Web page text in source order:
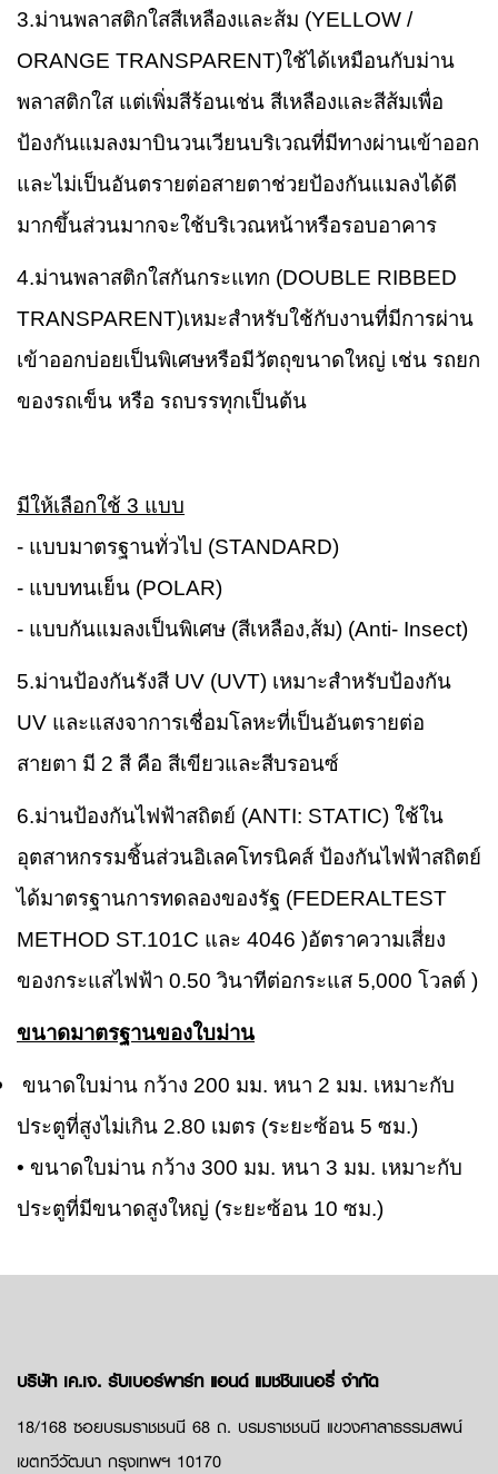
3.ม่านพลาสติกใสสีเหลืองและส้ม (YELLOW /
ORANGE TRANSPARENT)ใช้ได้เหมือนกับม่าน
พลาสติกใส แต่เพิ่มสีร้อนเช่น สีเหลืองและสีส้มเพื่อ
ป้องกันแมลงมาบินวนเวียนบริเวณที่มีทางผ่านเข้าออก
และไม่เป็นอันตรายต่อสายตาช่วยป้องกันแมลงได้ดี
มากขึ้นส่วนมากจะใช้บริเวณหน้าหรือรอบอาคาร
4.ม่านพลาสติกใสกันกระแทก (DOUBLE RIBBED
TRANSPARENT)เหมะสำหรับใช้กับงานที่มีการผ่าน
เข้าออกบ่อยเป็นพิเศษหรือมีวัตถุขนาดใหญ่ เช่น รถยก
ของรถเข็น หรือ รถบรรทุกเป็นต้น
มีให้เลือกใช้ 3 แบบ
- แบบมาตรฐานทั่วไป (STANDARD)
- แบบทนเย็น (POLAR)
- แบบกันแมลงเป็นพิเศษ (สีเหลือง,ส้ม) (Anti- Insect)
5.ม่านป้องกันรังสี UV (UVT) เหมาะสำหรับป้องกัน
UV และแสงจาการเชื่อมโลหะที่เป็นอันตรายต่อ
สายตา มี 2 สี คือ สีเขียวและสีบรอนซ์
6.ม่านป้องกันไฟฟ้าสถิตย์ (ANTI: STATIC) ใช้ใน
อุตสาหกรรมชิ้นส่วนอิเลคโทรนิคส์ ป้องกันไฟฟ้าสถิตย์
ได้มาตรฐานการทดลองของรัฐ (FEDERALTEST
METHOD ST.101C และ 4046 )อัตราความเสี่ยง
ของกระแสไฟฟ้า 0.50 วินาทีต่อกระแส 5,000 โวลต์ )
ขนาดมาตรฐานของใบม่าน
ขนาดใบม่าน กว้าง 200 มม. หนา 2 มม. เหมาะกับ
ประตูที่สูงไม่เกิน 2.80 เมตร (ระยะซ้อน 5 ซม.)
• ขนาดใบม่าน กว้าง 300 มม. หนา 3 มม. เหมาะกับ
ประตูที่มีขนาดสูงใหญ่ (ระยะซ้อน 10 ซม.)
บริษัท เค.เจ. รับเบอร์พาร์ท แอนด์ แมชชินเนอรี่ จำกัด
18/168 ซอยบรมราชชนนี 68 ถ. บรมราชชนนี แขวงศาลาธรรมสพน์
เขตทวีวัฒนา กรุงเทพฯ 10170